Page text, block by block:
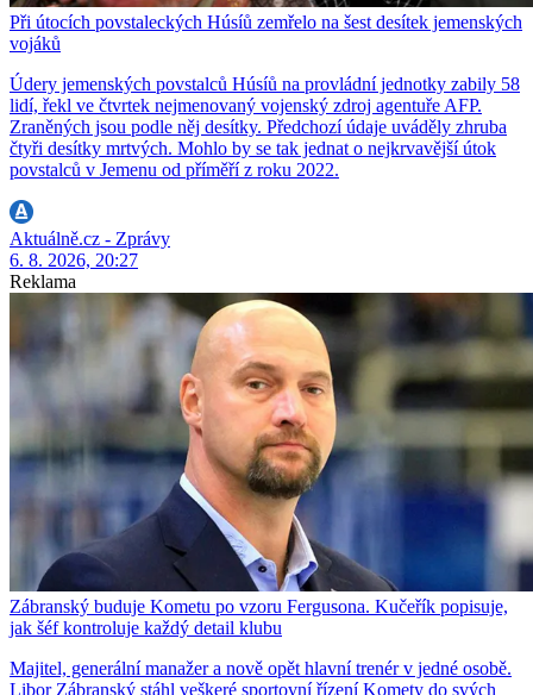
Při útocích povstaleckých Húsíů zemřelo na šest desítek jemenských
vojáků
Údery jemenských povstalců Húsíů na provládní jednotky zabily 58
lidí, řekl ve čtvrtek nejmenovaný vojenský zdroj agentuře AFP.
Zraněných jsou podle něj desítky. Předchozí údaje uváděly zhruba
čtyři desítky mrtvých. Mohlo by se tak jednat o nejkrvavější útok
povstalců v Jemenu od příměří z roku 2022.
Aktuálně.cz - Zprávy
6. 8. 2026, 20:27
Reklama
Zábranský buduje Kometu po vzoru Fergusona. Kučeřík popisuje,
jak šéf kontroluje každý detail klubu
Majitel, generální manažer a nově opět hlavní trenér v jedné osobě.
Libor Zábranský stáhl veškeré sportovní řízení Komety do svých